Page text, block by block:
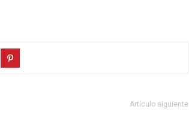
Artículo siguiente